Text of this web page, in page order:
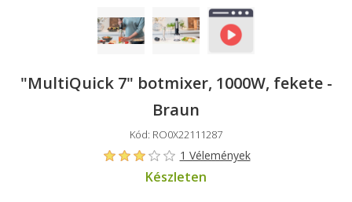
"MultiQuick 7" botmixer, 1000W, fekete -
Braun
Kód: RO0X22111287
1 Vélemények
Készleten